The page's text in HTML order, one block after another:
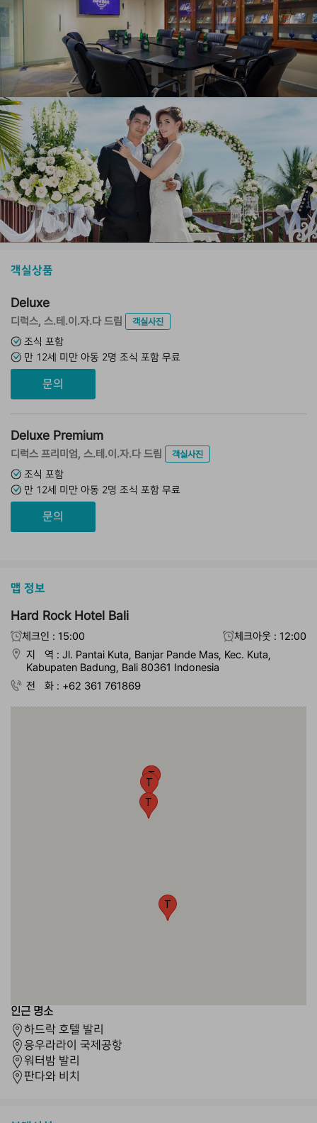
객실상품
Deluxe
디럭스, 스.테.이.자.다 드림
객실사진
조식 포함
만 12세 미만 아동 2명 조식 포함 무료
문의
Deluxe Premium
디럭스 프리미엄, 스.테.이.자.다 드림
객실사진
조식 포함
만 12세 미만 아동 2명 조식 포함 무료
문의
맵 정보
Hard Rock Hotel Bali
체크인 : 15:00
체크아웃 : 12:00
지 역 : Jl. Pantai Kuta, Banjar Pande Mas, Kec. Kuta,
Kabupaten Badung, Bali 80361 Indonesia
전 화 : +62 361 761869
T
T
T
T
인근 명소
하드락 호텔 발리
응우라라이 국제공항
워터밤 발리
판다와 비치